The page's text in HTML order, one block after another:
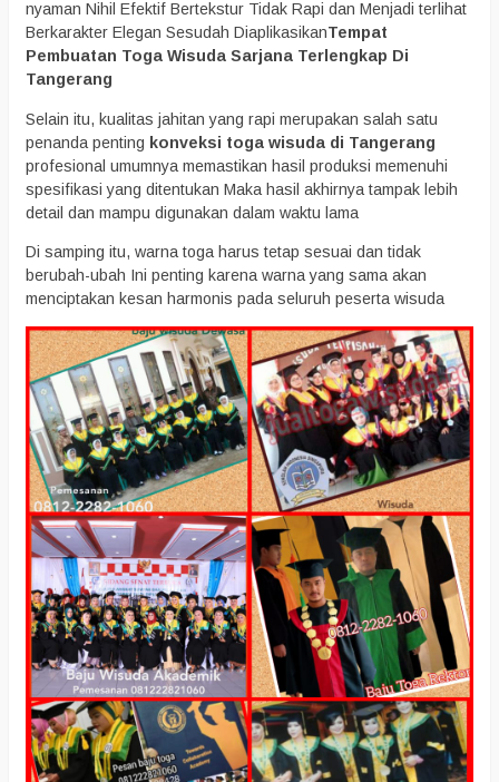
nyaman Nihil Efektif Bertekstur Tidak Rapi dan Menjadi terlihat
Berkarakter Elegan Sesudah DiaplikasikanTempat
Pembuatan Toga Wisuda Sarjana Terlengkap Di
Tangerang
Selain itu, kualitas jahitan yang rapi merupakan salah satu
penanda penting konveksi toga wisuda di Tangerang
profesional umumnya memastikan hasil produksi memenuhi
spesifikasi yang ditentukan Maka hasil akhirnya tampak lebih
detail dan mampu digunakan dalam waktu lama
Di samping itu, warna toga harus tetap sesuai dan tidak
berubah-ubah Ini penting karena warna yang sama akan
menciptakan kesan harmonis pada seluruh peserta wisuda